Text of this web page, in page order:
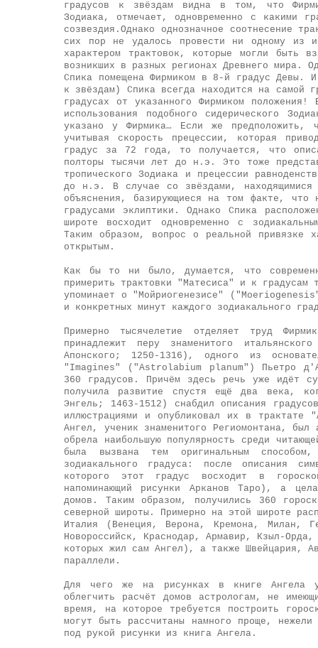
градусов к звёздам видна в том, что
Зодиака, отмечает, одновременно с какими
созвездия. Однако однозначное соотнесение
сих пор не удалось провести ни одному из
характером трактовок, которые могли быть
возникших в разных регионах Древнего мира.
Спика помещена Фирмиком в 8-й градус Девы.
к звёздам) Спика всегда находится на самой
градусах от указанного Фирмиком
использования подобного сидерического
указано у Фирмика… Если же предположить,
учитывая скорость прецессии, которая
градус за 72 года, то получается, что
полторы тысячи лет до н.э. Это тоже
тропического Зодиака и прецессии
до н.э. В случае со звёздами, находящимися
объяснения, базирующиеся на том факте, что
градусами эклиптики. Однако Спика
широте восходит одновременно с
Таким образом, вопрос о реальной привязке
открытым.
Как бы то ни было, думается, что
примерить трактовки "Матесиса" и к градусам
упоминает о "Мойриогенезисе"
и конкретных минут каждого зодиакального
Примерно тысячелетие отделяет труд
принадлежит перу знаменитого
Апонского; 1250-1316), одного из
"Imagines" ("Astrolabium planum") Пьетро
360 градусов. Причём здесь речь уже идёт
получила развитие спустя ещё два века,
Энгель; 1463-1512) снабдил описания
иллюстрациями и опубликовал их в
Ангел, ученик знаменитого Региомонтана,
обрела наибольшую популярность среди
была вызвана тем оригинальным
зодиакального градуса: после описания
которого этот градус восходит в
напоминающий рисунки Арканов Таро), а
домов. Таким образом, получились 360
северной широты. Примерно на этой широте
Италия (Венеция, Верона, Кремона, Милан,
Новороссийск, Краснодар, Армавир, Кзыл-
которых жил сам Ангел), а также Швейцария,
параллели.
Для чего же на рисунках в книге Ангела
облегчить расчёт домов астрологам, не
время, на которое требуется построить
могут быть рассчитаны намного проще,
под рукой рисунки из книга Ангела.